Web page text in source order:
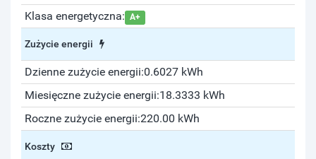
Klasa energetyczna: A+
Zużycie energii
Dzienne zużycie energii:0.6027 kWh
Miesięczne zużycie energii:18.3333 kWh
Roczne zużycie energii:220.00 kWh
Koszty